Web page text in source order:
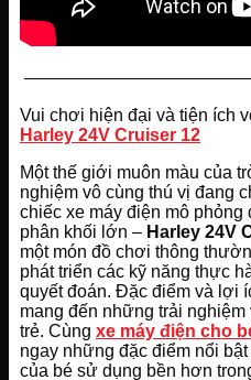
Vui chơi hiện đại và tiện ích
Harley 24V Cruiser 12
Một thế giới muôn màu của
nghiệm vô cùng thú vị đang
chiếc xe máy điện mô phỏng
phân khối lớn – Harley 24V
một món đồ chơi thông
phát triển các kỹ năng thực
quyết đoán. Đặc điểm và lợi
mang đến những trải
trẻ. Cùng xe máy điện cho
ngay những đặc điểm nổi
của bé sử dụng bền hơn